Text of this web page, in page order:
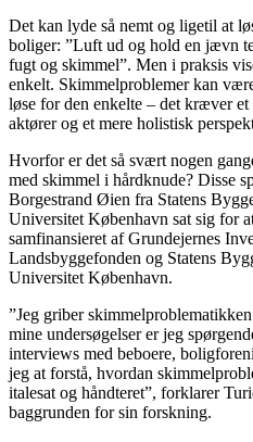
Det kan lyde så nemt og ligetil at
boliger: ”Luft ud og hold en jævn
fugt og skimmel”. Men i praksis
enkelt. Skimmelproblemer kan
løse for den enkelte – det kræver
aktører og et mere holistisk
Hvorfor er det så svært nogen
med skimmel i hårdknude? Disse
Borgestrand Øien fra Statens
Universitet København sat sig for
samfinansieret af Grundejernes
Landsbyggefonden og Statens
Universitet København.
”Jeg griber
mine undersøgelser er jeg
interviews med beboere,
jeg at forstå, hvordan
italesat og håndteret”, forklarer
baggrunden for sin forskning.